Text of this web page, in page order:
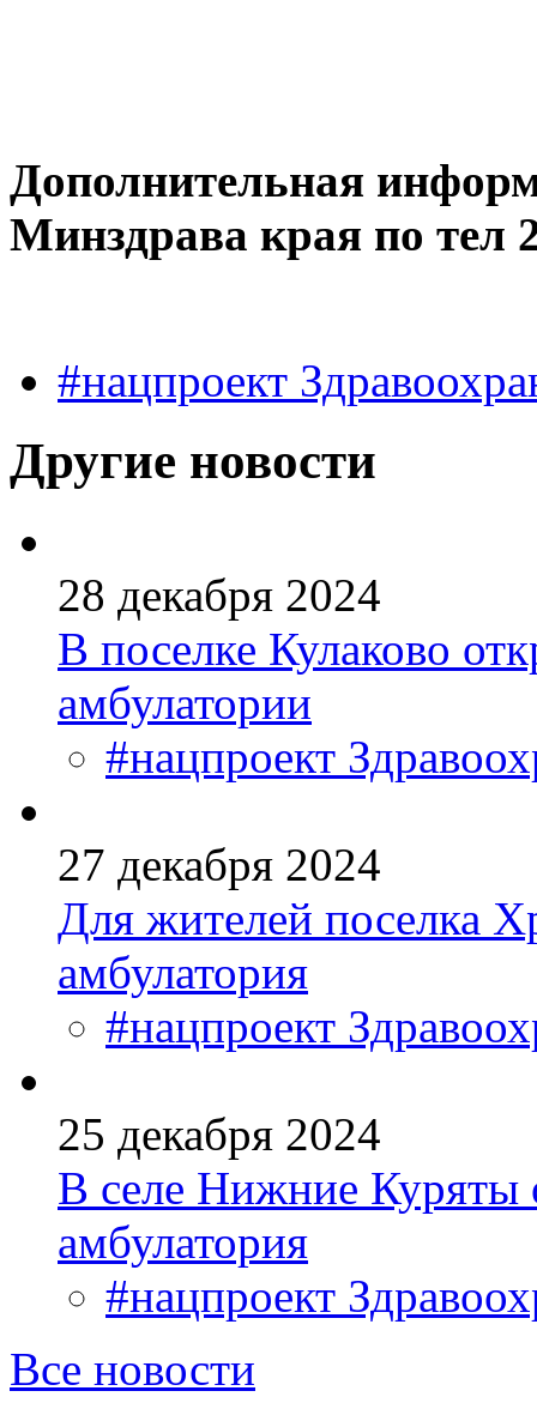
Дополнительная
Минздрава края по тел
#нацпроект
Другие новости
28 декабря 2024
В поселке Кулаково
амбулатории
#нацпроект
27 декабря 2024
Для жителей поселка
амбулатория
#нацпроект
25 декабря 2024
В селе Нижние Куряты
амбулатория
#нацпроект
Все новости